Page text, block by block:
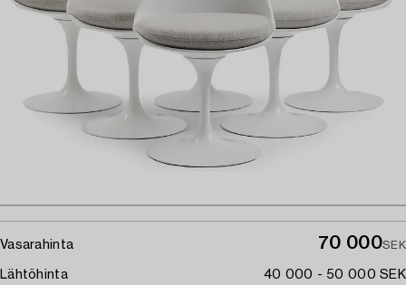
Vasarahinta 70 000SEK
Lähtöhinta 40 000 - 50 000 SEK